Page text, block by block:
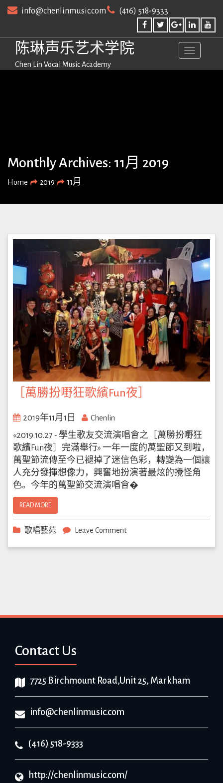
info@chenlinmusic.com (416) 518-9333
陈琳声乐艺术学院
Chen Lin Vocal Music Academy
Monthly Archives: 11月 2019
Home 2019 11月
［萬勝扮嘢狂歌繽Fun夜］
2019年11月1日 Chenlin
«2019.10.27 - 學生歌友交流演唱會之［萬勝扮嘢狂
歌繽Fun夜］完滿舉行» 一年一度的萬聖節又到啦，
萬聖節流傳至今已褪掉了迷信色彩，轉變為一個讓
人充分發揮想像力，興奮地扮演著最炫的攪怪角
色。今年的萬聖節交流演唱會�
READ MORE
歌唱藝苑 Leave Comment
Contact Us
7725 Birchmount Road,Unit 25, Markham
info@chenlinmusic.com
(416) 518-9333
http://chenlinmusic.com/